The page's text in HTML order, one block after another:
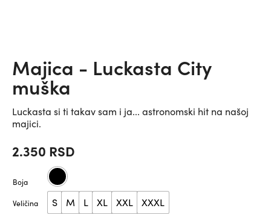
Majica - Luckasta City
muška
Luckasta si ti takav sam i ja... astronomski hit na našoj
majici.
2.350 RSD
Boja
Veličina S M L XL XXL XXXL